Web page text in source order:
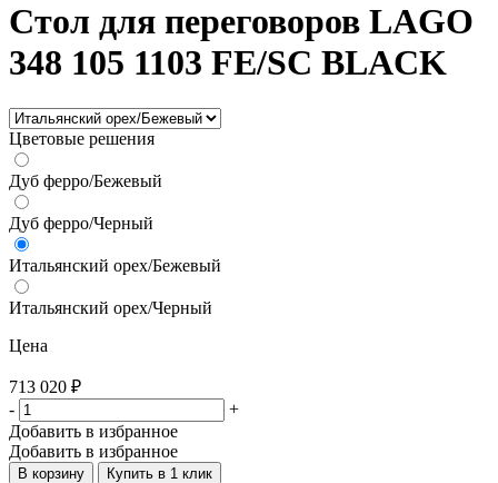
Стол для переговоров LAGO
348 105 1103 FE/SC BLACK
Цветовые решения
Дуб ферро/Бежевый
Дуб ферро/Черный
Итальянский орех/Бежевый
Итальянский орех/Черный
Цена
713 020 ₽
-
+
Добавить в избранное
Добавить в избранное
В корзину Купить в 1 клик